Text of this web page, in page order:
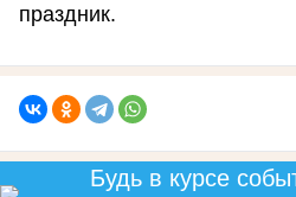
праздник.
Будь в курсе